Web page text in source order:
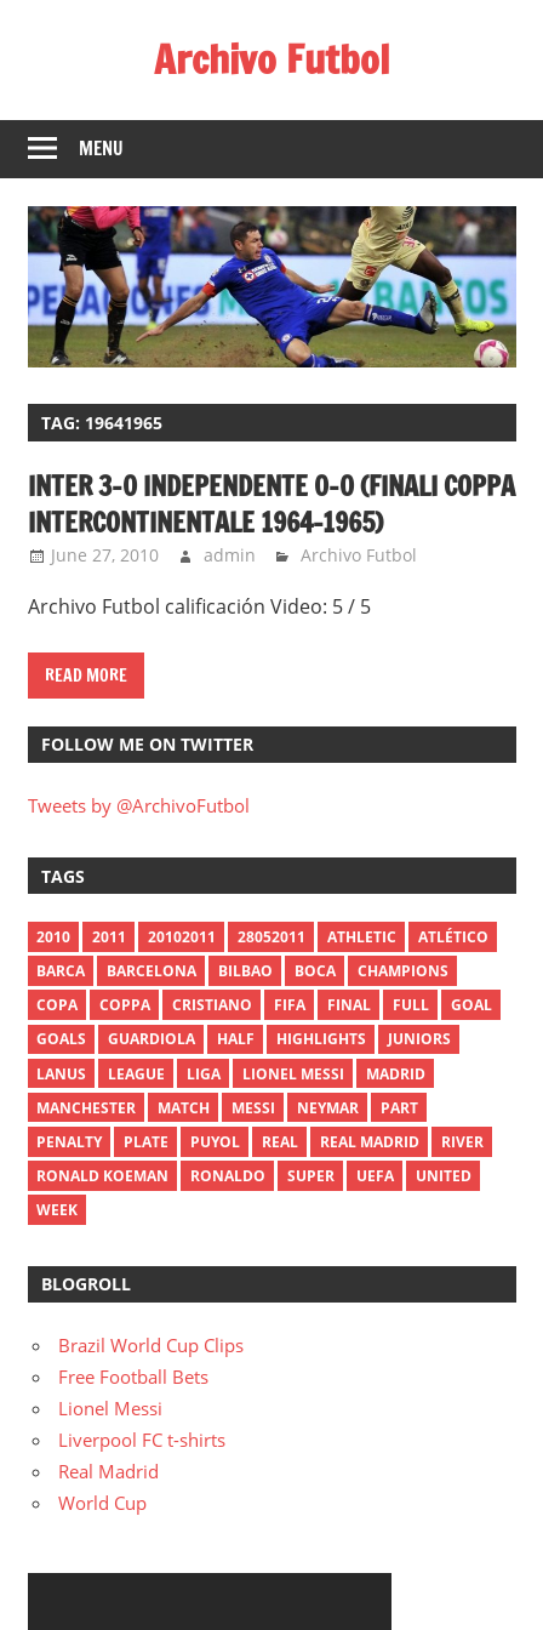
Archivo Futbol
Mejor
de
de
fútbol
MENU
TAG: 19641965
INTER 3-0 INDEPENDENTE 0-0 (FINALI COPPA
INTERCONTINENTALE 1964-1965)
June 27, 2010 admin Archivo Futbol
Archivo Futbol calificación Video: 5 / 5
READ MORE
FOLLOW ME ON TWITTER
Tweets by @ArchivoFutbol
TAGS
2010 2011 20102011 28052011 ATHLETIC
ATLÉTICO
BARCA
BARCELONA BILBAO BOCA
CHAMPIONS
COPA
COPPA CRISTIANO FIFA FINAL FULL
GOAL
GOALS
GUARDIOLA HALF HIGHLIGHTS
JUNIORS
LANUS
LEAGUE LIGA LIONEL MESSI
MADRID
MANCHESTER
MATCH MESSI NEYMAR
PART
PENALTY
PLATE PUYOL REAL REAL MADRID
RIVER
RONALD KOEMAN
RONALDO SUPER UEFA
UNITED
WEEK
BLOGROLL
Brazil World Cup Clips
Free Football Bets
Lionel Messi
Liverpool FC t-shirts
Real Madrid
World Cup